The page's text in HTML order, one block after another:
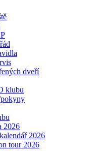
dveří
klubu
2026
2026
tour 2026